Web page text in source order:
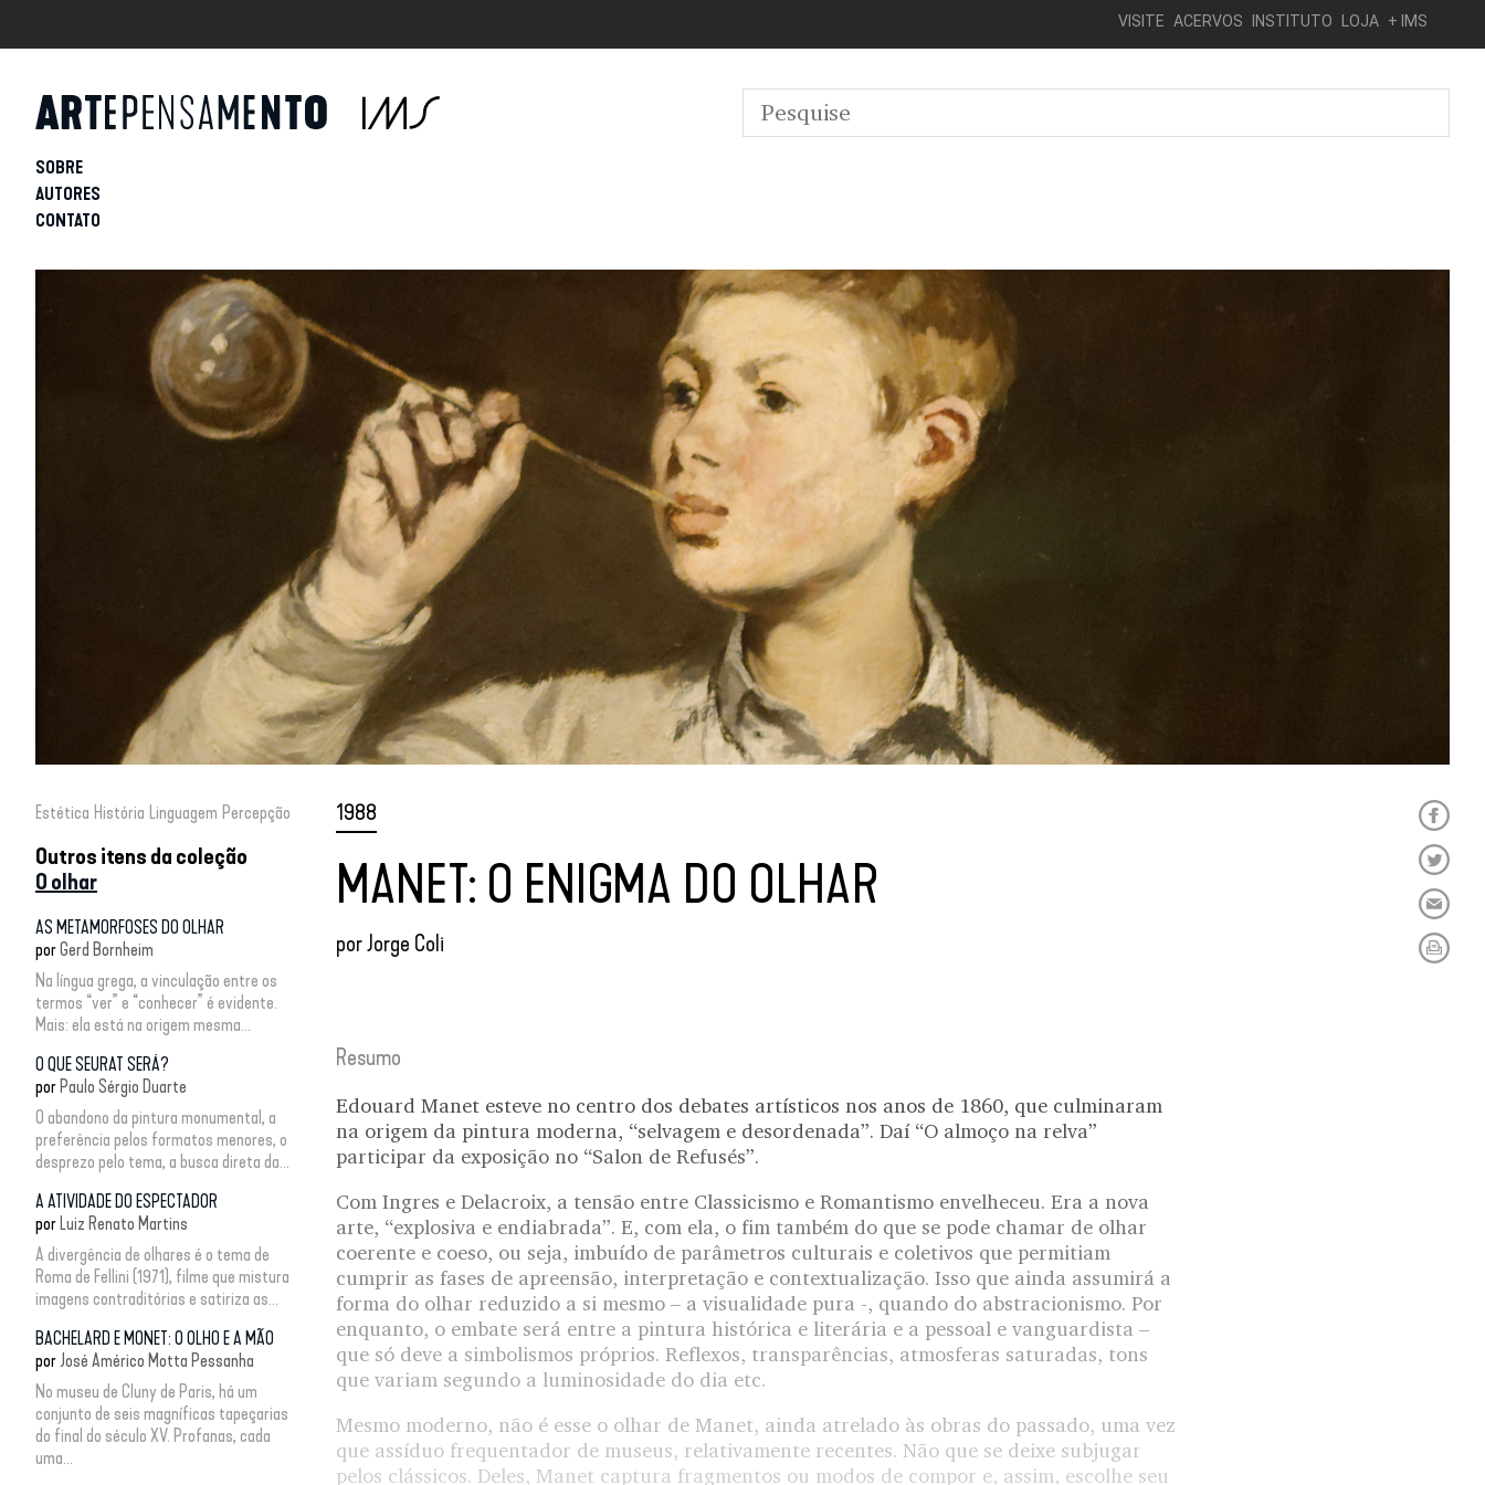
VISITE ACERVOS INSTITUTO LOJA + IMS
SOBRE
AUTORES
CONTATO
Estética História Linguagem Percepção
Outros itens da coleção
O olhar
AS METAMORFOSES DO OLHAR
porGerd Bornheim
Na língua grega, a vinculação entre os
termos “ver” e “conhecer” é evidente.
Mais: ela está na origem mesma...
O QUE SEURAT SERÁ?
por Paulo Sérgio Duarte
O abandono da pintura monumental, a
preferência pelos formatos menores, o
desprezo pelo tema, a busca direta da...
A ATIVIDADE DO ESPECTADOR
por Luiz Renato Martins
A divergência de olhares é o tema de
Roma de Fellini (1971), filme que mistura
imagens contraditórias e satiriza as...
BACHELARD E MONET: O OLHO E A MÃO
por José Américo Motta Pessanha
No museu de Cluny de Paris, há um
conjunto de seis magníficas tapeçarias
do final do século XV. Profanas, cada
uma...
1988
MANET: O ENIGMA DO OLHAR
porJorge Coli
Resumo
Edouard Manet esteve no centro dos debates artísticos nos anos de 1860, que culminaram
na origem da pintura moderna, “selvagem e desordenada”. Daí “O almoço na relva”
participar da exposição no “Salon de Refusés”.
Com Ingres e Delacroix, a tensão entre Classicismo e Romantismo envelheceu. Era a nova
arte, “explosiva e endiabrada”. E, com ela, o fim também do que se pode chamar de olhar
coerente e coeso, ou seja, imbuído de parâmetros culturais e coletivos que permitiam
cumprir as fases de apreensão, interpretação e contextualização. Isso que ainda assumirá a
forma do olhar reduzido a si mesmo – a visualidade pura -, quando do abstracionismo. Por
enquanto, o embate será entre a pintura histórica e literária e a pessoal e vanguardista –
que só deve a simbolismos próprios. Reflexos, transparências, atmosferas saturadas, tons
que variam segundo a luminosidade do dia etc.
Mesmo moderno, não é esse o olhar de Manet, ainda atrelado às obras do passado, uma vez
que assíduo frequentador de museus, relativamente recentes. Não que se deixe subjugar
pelos clássicos. Deles, Manet captura fragmentos ou modos de compor e, assim, escolhe seu